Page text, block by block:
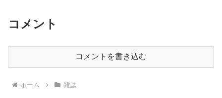
コメント
コメントを書き込む
ホーム 雑誌